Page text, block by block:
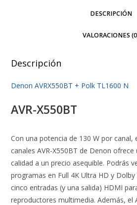
DESCRIPCIÓN
VALORACIONES
Descripción
Denon AVRX550BT + Polk TL1600 N
AVR-X550BT
Con una potencia de 130 W por canal,
canales AVR-X550BT de Denon ofrece
calidad a un precio asequible. Podrás
programas en Full 4K Ultra HD y
cinco entradas (y una salida) HDMI
reproductores multimedia. Además, el